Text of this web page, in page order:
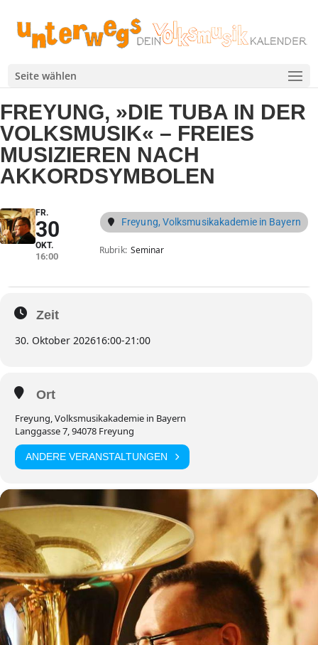
Seite wählen
FREYUNG, »DIE TUBA IN DER
VOLKSMUSIK« – FREIES
MUSIZIEREN NACH
AKKORDSYMBOLEN
FR.
30
OKT.
16:00
Freyung, Volksmusikakademie in Bayern
Rubrik Seminar
Zeit
30. Oktober 202616:00-21:00
Ort
Freyung, Volksmusikakademie in Bayern
Langgasse 7, 94078 Freyung
ANDERE VERANSTALTUNGEN